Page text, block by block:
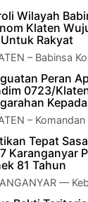
Wilayah
Klaten
Rakyat
– Babinsa
0723/Klaten,
di Desa Bet…
Peran
0723/
– Komandan
Klaten, Letkol Inf
Tepat
Karanganyar
81 Tahun
—
hati